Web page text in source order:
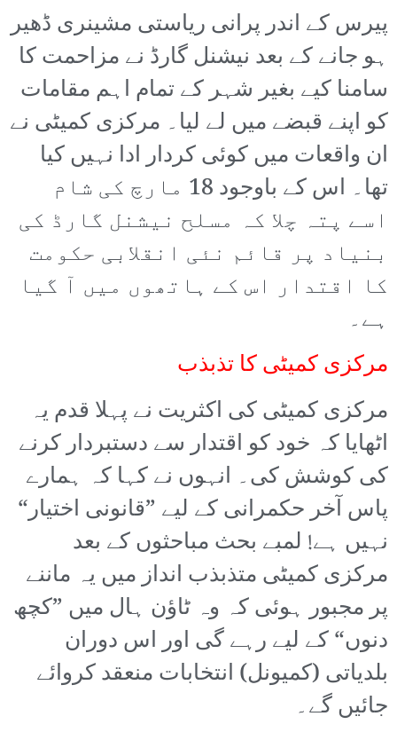
پیرس کے اندر پرانی ریاستی مشینری ڈھیر
ہو جانے کے بعد نیشنل گارڈ نے مزاحمت کا
سامنا کیے بغیر شہر کے تمام اہم مقامات
کو اپنے قبضے میں لے لیا۔ مرکزی کمیٹی نے
ان واقعات میں کوئی کردار ادا نہیں کیا
تھا۔ اس کے باوجود 18 مارچ کی شام
اسے پتہ چلا کہ مسلح نیشنل گارڈ کی
بنیاد پر قائم نئی انقلابی حکومت
کا اقتدار اس کے ہاتھوں میں آ گیا
ہے۔
مرکزی کمیٹی کا تذبذب
مرکزی کمیٹی کی اکثریت نے پہلا قدم یہ
اٹھایا کہ خود کو اقتدار سے دستبردار کرنے
کی کوشش کی۔ انہوں نے کہا کہ ہمارے
پاس آخر حکمرانی کے لیے ”قانونی اختیار“
نہیں ہے! لمبے بحث مباحثوں کے بعد
مرکزی کمیٹی متذبذب انداز میں یہ ماننے
پر مجبور ہوئی کہ وہ ٹاؤن ہال میں ”کچھ
دنوں“ کے لیے رہے گی اور اس دوران
بلدیاتی (کمیونل) انتخابات منعقد کروائے
جائیں گے۔